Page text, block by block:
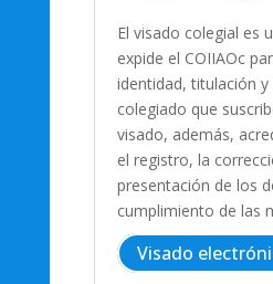
El visado colegial es
expide el COIIAOc
identidad, titulación
colegiado que
visado, además,
el registro, la
presentación de los
cumplimiento de las
Visado